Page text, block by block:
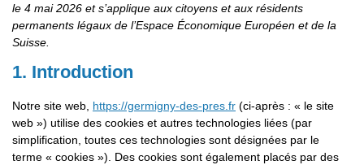
le 4 mai 2026 et s’applique aux citoyens et aux résidents
permanents légaux de l’Espace Économique Européen et de la
Suisse.
1. Introduction
Notre site web, https://germigny-des-pres.fr (ci-après : « le site
web ») utilise des cookies et autres technologies liées (par
simplification, toutes ces technologies sont désignées par le
terme « cookies »). Des cookies sont également placés par des